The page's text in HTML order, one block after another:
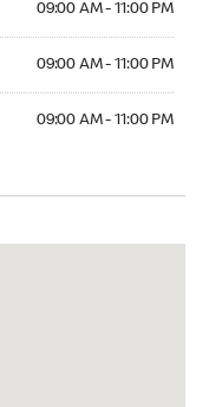
09:00 AM - 11:00 PM
09:00 AM - 11:00 PM
09:00 AM - 11:00 PM